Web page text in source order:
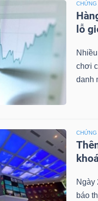
CHỨNG
lỗ
chơi
danh
CHỨNG
Ngày
báo